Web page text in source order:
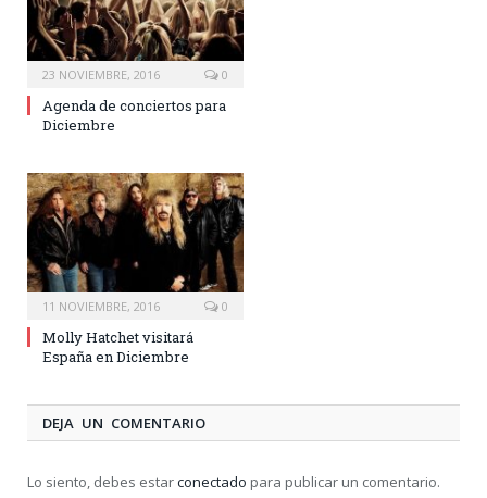
23 NOVIEMBRE, 2016 0
Agenda de conciertos para
Diciembre
11 NOVIEMBRE, 2016 0
Molly Hatchet visitará
España en Diciembre
DEJA UN COMENTARIO
Lo siento, debes estarconectado para publicar un comentario.